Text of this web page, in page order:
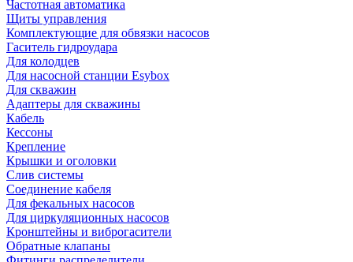
Частотная автоматика
Щиты управления
Комплектующие для обвязки насосов
Гаситель гидроудара
Для колодцев
Для насосной станции Esybox
Для скважин
Адаптеры для скважины
Кабель
Кессоны
Крепление
Крышки и оголовки
Слив системы
Соединение кабеля
Для фекальных насосов
Для циркуляционных насосов
Кронштейны и виброгасители
Обратные клапаны